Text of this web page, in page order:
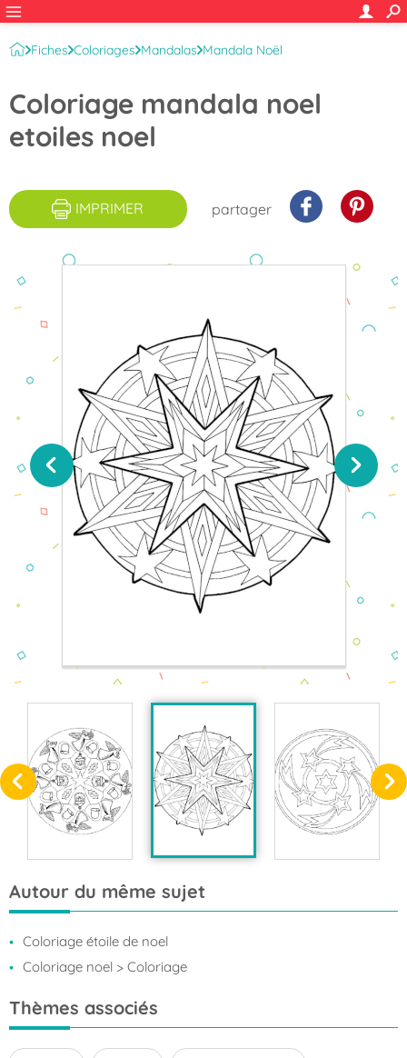
Fiches Coloriages Mandalas Mandala Noël
Coloriage mandala noel
etoiles noel
IMPRIMER partager
Autour du même sujet
Coloriage étoile de noel
Coloriage noel > Coloriage
Thèmes associés